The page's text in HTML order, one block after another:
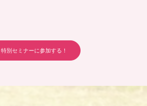
特別セミナーに参加する！